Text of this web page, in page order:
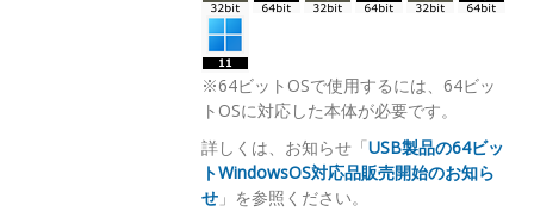
※64ビットOSで使用するには、64ビッ
トOSに対応した本体が必要です。
詳しくは、お知らせ「USB製品の64ビッ
トWindowsOS対応品販売開始のお知ら
せ 」を参照ください。